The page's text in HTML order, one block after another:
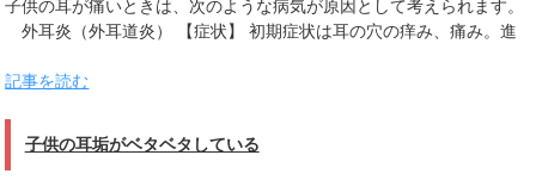
子供の耳が痛いときは、次のような病気が原因として考えられます。
外耳炎（外耳道炎） 【症状】 初期症状は耳の穴の痒み、痛み。進
記事を読む
子供の耳垢がベタベタしている